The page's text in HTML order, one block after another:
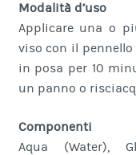
Modalità d’uso
Applicare una o
viso con il pennello
in posa per 10
un panno o
Componenti
Aqua (Water),